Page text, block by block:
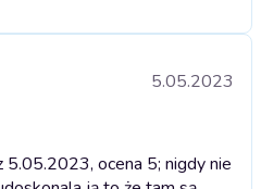
5.05.2023
5.05.2023, ocena 5; nigdy nie